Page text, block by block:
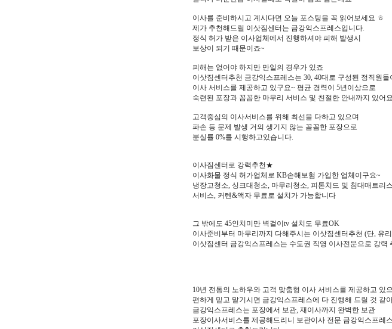
이사를 준비하시고 계시다면 오늘 포스팅을 꼭 읽어보세요 ㅎ
제가 추천해드릴 이삿짐센터는 금강익스프레스입니다.
정식 허가 받은 이사업체에서 진행하셔야 피해 발생시
보상이 되기 때문이죠~
피해는 없어야 하지만 만일의 경우가 있죠
이삿짐센터추천 금강익스프레스는 30, 40대로 구성된 정직원들
이사 서비스를 제공하고 있구요~ 평균 경력이 5년이상으로
숙련된 포장과 꼼꼼한 마무리 서비스 및 친절한 안내까지 있어요
고객중심의 이사서비스를 위해 최선을 다하고 있으며
파손 등 문제 발생 거의 생기지 않는 꼼꼼한 포장으로
분실률 0%를 시행하고있습니다.
이사짐센터로 강력추천★
이사화물 정식 허가업체로 KB손해보험 가입한 업체이구요~
냉장고청소, 싱크대청소, 마무리청소, 피톤치드 및 침대매트리
서비스, 커텐&액자 무료로 설치가 가능합니다
그 밖에도 45인치미만 벽걸이tv 설치도 무료OK
이사준비부터 마무리까지 다해주시는 이삿짐센터추천 (단, 유
이삿짐센터 금강익스프레스는 수도권 직영 이사전문으로 강력
10년 전통의 노하우와 고객 맞춤형 이사 서비스를 제공하고 있
편하게 믿고 맡기시면 금강익스프레스에 다 진행해 드릴 것 같
금강익스프레스는 포장에서 보관, 재이사까지 완벽한 보관
포장이사서비스를 제공해드리니 보관이사 전문 금강익스프레